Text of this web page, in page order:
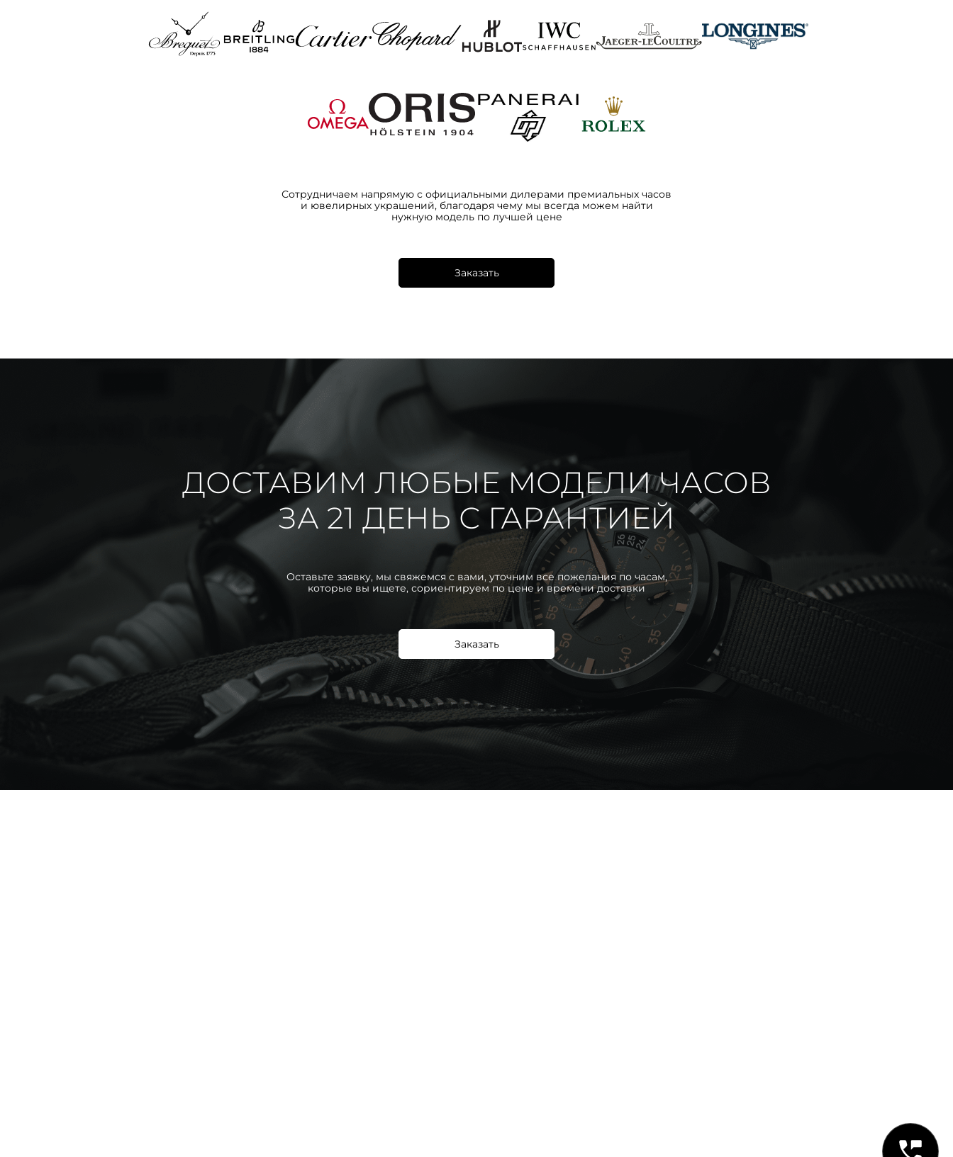
Сотрудничаем напрямую с официальными дилерами премиальных часов
и ювелирных украшений, благодаря чему мы всегда можем найти
нужную модель по лучшей цене
Заказать
ДОСТАВИМ ЛЮБЫЕ МОДЕЛИ ЧАСОВ
ЗА 21 ДЕНЬ С ГАРАНТИЕЙ
Оставьте заявку, мы свяжемся с вами, уточним все пожелания по часам,
которые вы ищете, сориентируем по цене и времени доставки
Заказать